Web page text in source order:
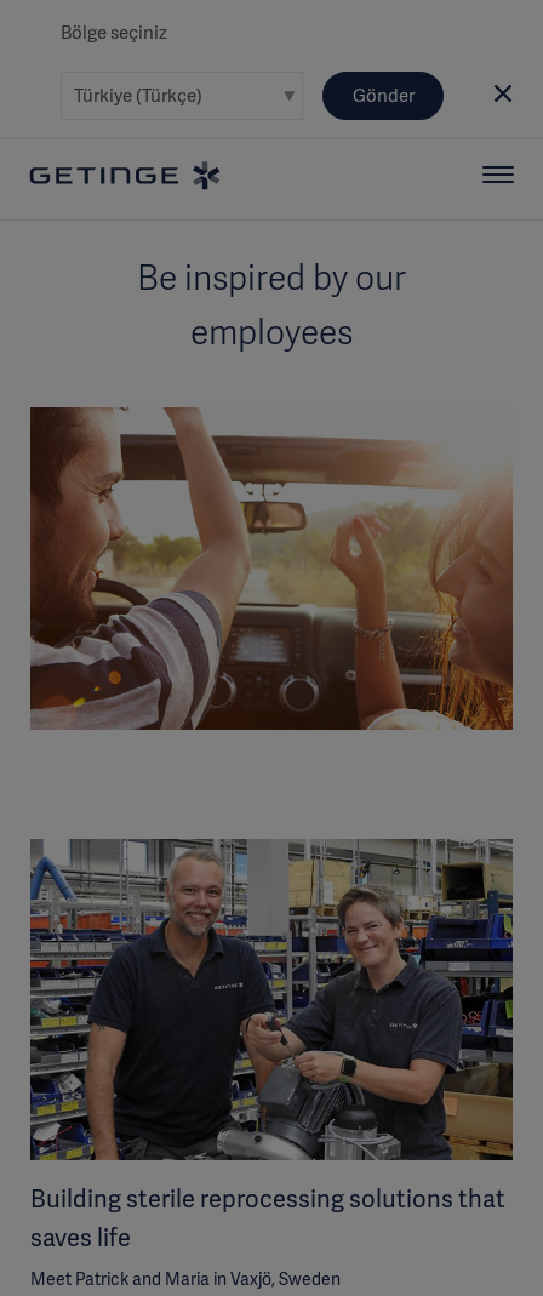
Bölge seçiniz
Gönder
Be inspired by our
employees
Building sterile reprocessing solutions that
saves life
Meet Patrick and Maria in Vaxjö, Sweden